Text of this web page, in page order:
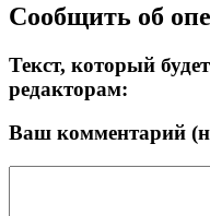
Сообщить об
Текст, который
редакторам:
Ваш комментарий